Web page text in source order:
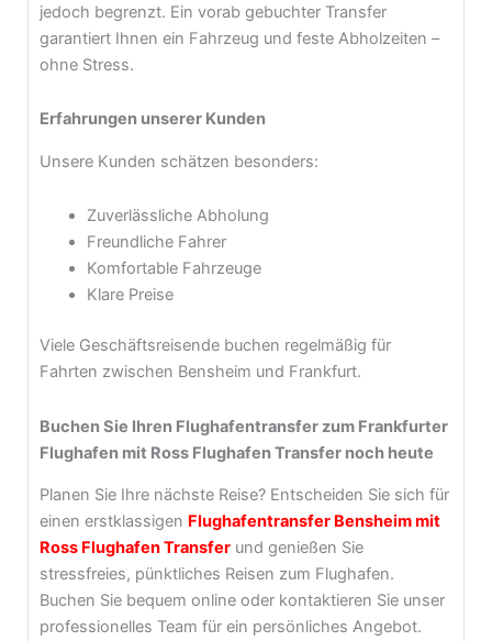
jedoch begrenzt. Ein vorab gebuchter Transfer
garantiert Ihnen ein Fahrzeug und feste Abholzeiten –
ohne Stress.
Erfahrungen unserer Kunden
Unsere Kunden schätzen besonders:
Zuverlässliche Abholung
Freundliche Fahrer
Komfortable Fahrzeuge
Klare Preise
Viele Geschäftsreisende buchen regelmäßig für
Fahrten zwischen Bensheim und Frankfurt.
Buchen Sie Ihren Flughafentransfer zum Frankfurter
Flughafen mit Ross Flughafen Transfer noch heute
Planen Sie Ihre nächste Reise? Entscheiden Sie sich für
einen erstklassigen Flughafentransfer Bensheim mit
Ross Flughafen Transferund genießen Sie
stressfreies, pünktliches Reisen zum Flughafen.
Buchen Sie bequem online oder kontaktieren Sie unser
professionelles Team für ein persönliches Angebot.